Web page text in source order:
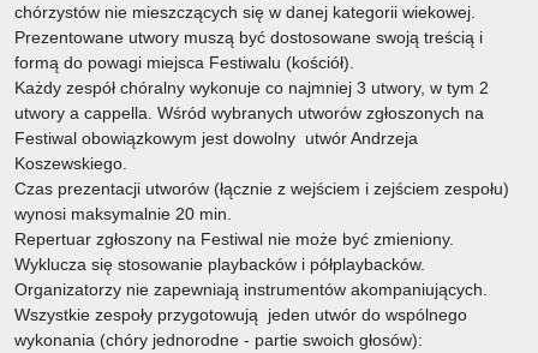
chórzystów nie mieszczących się w danej kategorii wiekowej.
Prezentowane utwory muszą być dostosowane swoją treścią i
formą do powagi miejsca Festiwalu (kościół).
Każdy zespół chóralny wykonuje co najmniej 3 utwory, w tym 2
utwory a cappella. Wśród wybranych utworów zgłoszonych na
Festiwal obowiązkowym jest dowolny utwór Andrzeja
Koszewskiego.
Czas prezentacji utworów (łącznie z wejściem i zejściem zespołu)
wynosi maksymalnie 20 min.
Repertuar zgłoszony na Festiwal nie może być zmieniony.
Wyklucza się stosowanie playbacków i półplaybacków.
Organizatorzy nie zapewniają instrumentów akompaniujących.
Wszystkie zespoły przygotowują jeden utwór do wspólnego
wykonania (chóry jednorodne - partie swoich głosów):